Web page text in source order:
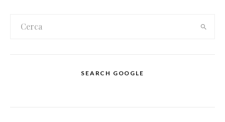
SEARCH GOOGLE